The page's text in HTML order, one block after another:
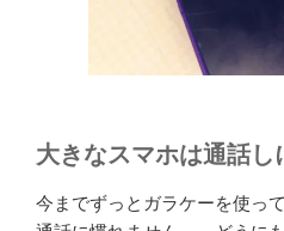
大きなスマホは通話し
今までずっとガラケーを使っ